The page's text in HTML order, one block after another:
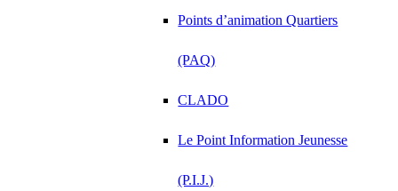
Points d’animation Quartiers
(PAQ)
CLADO
Le Point Information Jeunesse
(P.I.J.)